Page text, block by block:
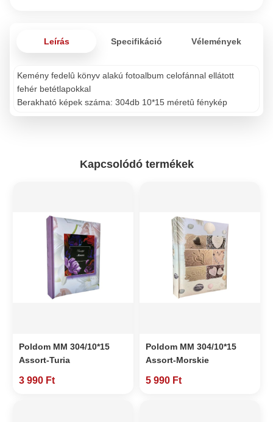
Leírás Specifikáció Vélemények
Kemény fedelû könyv alakú fotoalbum celofánnal ellátott
fehér betétlapokkal
Berakható képek száma: 304db 10*15 méretû fénykép
Kapcsolódó termékek
Poldom MM 304/10*15
Assort-Turia
3 990 Ft
Poldom MM 304/10*15
Assort-Morskie
5 990 Ft